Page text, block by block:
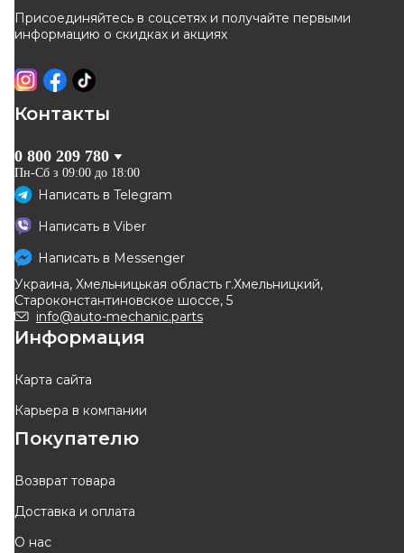
ОТСУТСТВУЕТ ОТСУТСТВУЕТ
ROTWEISS
Шкив коленвала Renault
Kangoo 1.9D 97- (6PK)
Код: RWS1545
ОТСУТСТВУЕТ
ожидаем поставку
Присоединяйтесь в соцсетях и получайте первыми
информацию о скидках и акциях
Контакты
0 800 209 780
Пн-Сб з 09:00 до 18:00
Написать в Telegram
Написать в Viber
Написать в Messenger
Украина, Хмельницькая область г.Хмельницкий,
Староконстантиновское шоссе, 5
info@auto-mechanic.parts
Информация
Карта сайта
Карьера в компании
Покупателю
Возврат товара
Доставка и оплата
О нас